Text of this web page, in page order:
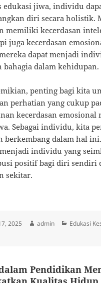
edukasi jiwa, individu
diri secara holistik.
memiliki kecerdasan
juga kecerdasan
dapat menjadi
bahagia dalam kehidupan.
penting bagi kita
perhatian yang cukup
kecerdasan emosional
Sebagai individu, kita
berkembang dalam hal
individu yang
positif bagi diri sendiri
sekitar.
2025 Author
admin Categories
Edukasi
Pendidikan